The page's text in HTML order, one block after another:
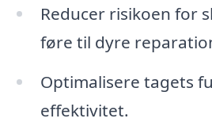
Reducer risikoen for
føre til dyre
Optimalisere tagets
effektivitet.